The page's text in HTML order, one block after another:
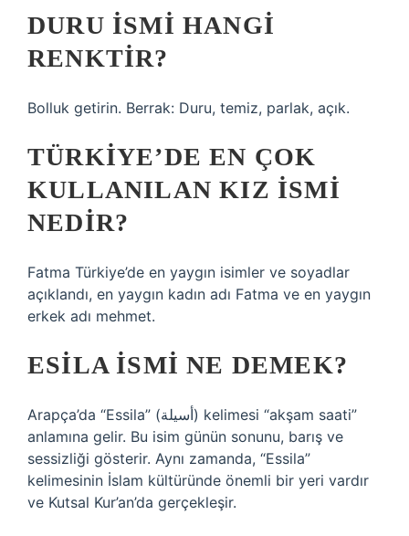
DURU ISMI HANGI
RENKTIR?
Bolluk getirin. Berrak: Duru, temiz, parlak, açık.
TÜRKIYE’DE EN ÇOK
KULLANILAN KIZ ISMI
NEDIR?
Fatma Türkiye’de en yaygın isimler ve soyadlar
açıklandı, en yaygın kadın adı Fatma ve en yaygın
erkek adı mehmet.
ESILA ISMI NE DEMEK?
Arapça’da “Essila” (أسيلة) kelimesi “akşam saati”
anlamına gelir. Bu isim günün sonunu, barış ve
sessizliği gösterir. Aynı zamanda, “Essila”
kelimesinin İslam kültüründe önemli bir yeri vardır
ve Kutsal Kur’an’da gerçekleşir.